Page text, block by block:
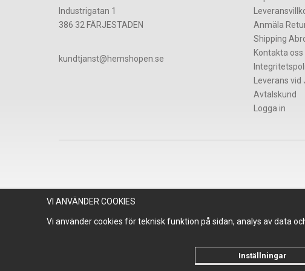
Industrigatan 1
386 32 FÄRJESTADEN
​kundtjanst@hemshopen.se
Anmäla
Shipping
Kontakta oss
Leverans vid
Avtalskund
Logga in
VI ANVÄNDER COOKIES
Vi använder cookies för teknisk funktion på sidan, analys av data
Inställningar